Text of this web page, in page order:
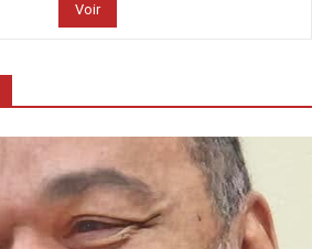
Voir